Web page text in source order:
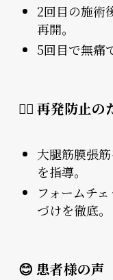
2回目の施術
再開。
5回目で無痛
🏃‍♂️ 再発防止の
大腿筋膜張
を指導。
フォームチ
づけを徹底。
😊 患者様の声